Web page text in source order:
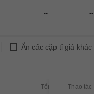
--
--
--
--
-- --
Ẩn các cặp tỉ giá khác
Tổng Thao tác